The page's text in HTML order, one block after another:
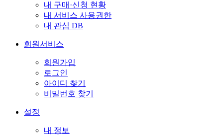
내 구매·신청 현황
내 서비스 사용권한
내 관심 DB
회원서비스
회원가입
로그인
아이디 찾기
비밀번호 찾기
설정
내 정보